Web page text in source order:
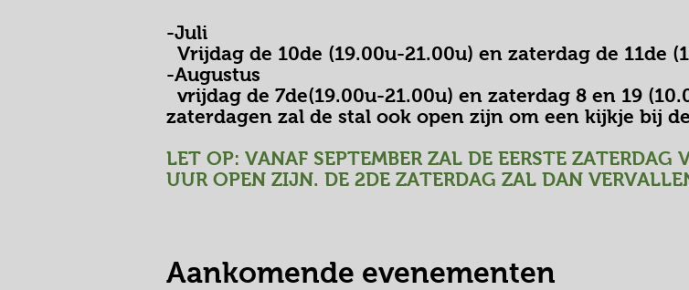
-Juli
Vrijdag de 10de (19.00u-21.00u) en zaterdag de 11de
-Augustus
vrijdag de 7de(19.00u-21.00u) en zaterdag 8 en 19
zaterdagen zal de stal ook open zijn om een kijkje bij
LET OP: VANAF SEPTEMBER ZAL DE EERSTE
UUR OPEN ZIJN. DE 2DE ZATERDAG ZAL DAN
Aankomende evenementen